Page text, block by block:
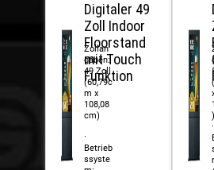
Digitaler 49
Zoll Indoor
Floorstand
mit Touch
Funktion
Zollan
gaben:
49 Zoll
(60,79c
m x
108,08
cm)
·
Betrieb
ssyste
)
·